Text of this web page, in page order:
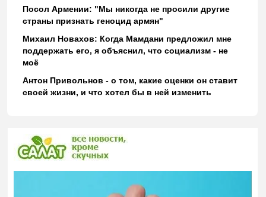
Посол Армении: "Мы никогда не просили другие
страны признать геноцид армян"
Михаил Новахов: Когда Мамдани предложил мне
поддержать его, я объяснил, что социализм - не
моё
Антон Привольнов - о том, какие оценки он ставит
своей жизни, и что хотел бы в ней изменить